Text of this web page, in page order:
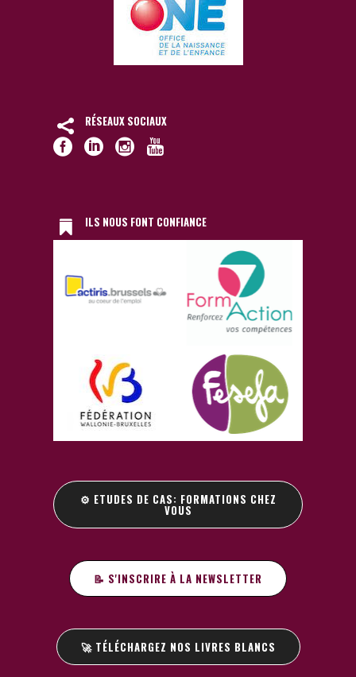
RÉSEAUX SOCIAUX
ILS NOUS FONT CONFIANCE
⚙️ ETUDES DE CAS: FORMATIONS CHEZ
VOUS
📝 S'INSCRIRE À LA NEWSLETTER
🚀 TÉLÉCHARGEZ NOS LIVRES BLANCS